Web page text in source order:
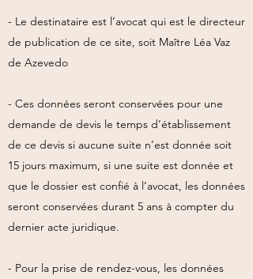
- Le destinataire est l’avocat qui est le directeur
de publication de ce site, soit Maître Léa Vaz
de Azevedo
- Ces données seront conservées pour une
demande de devis le temps d’établissement
de ce devis si aucune suite n’est donnée soit
15 jours maximum, si une suite est donnée et
que le dossier est confié à l’avocat, les données
seront conservées durant 5 ans à compter du
dernier acte juridique.
- Pour la prise de rendez-vous, les données